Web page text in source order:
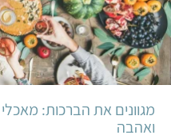
מגוונים את הברכות:
ואהבה